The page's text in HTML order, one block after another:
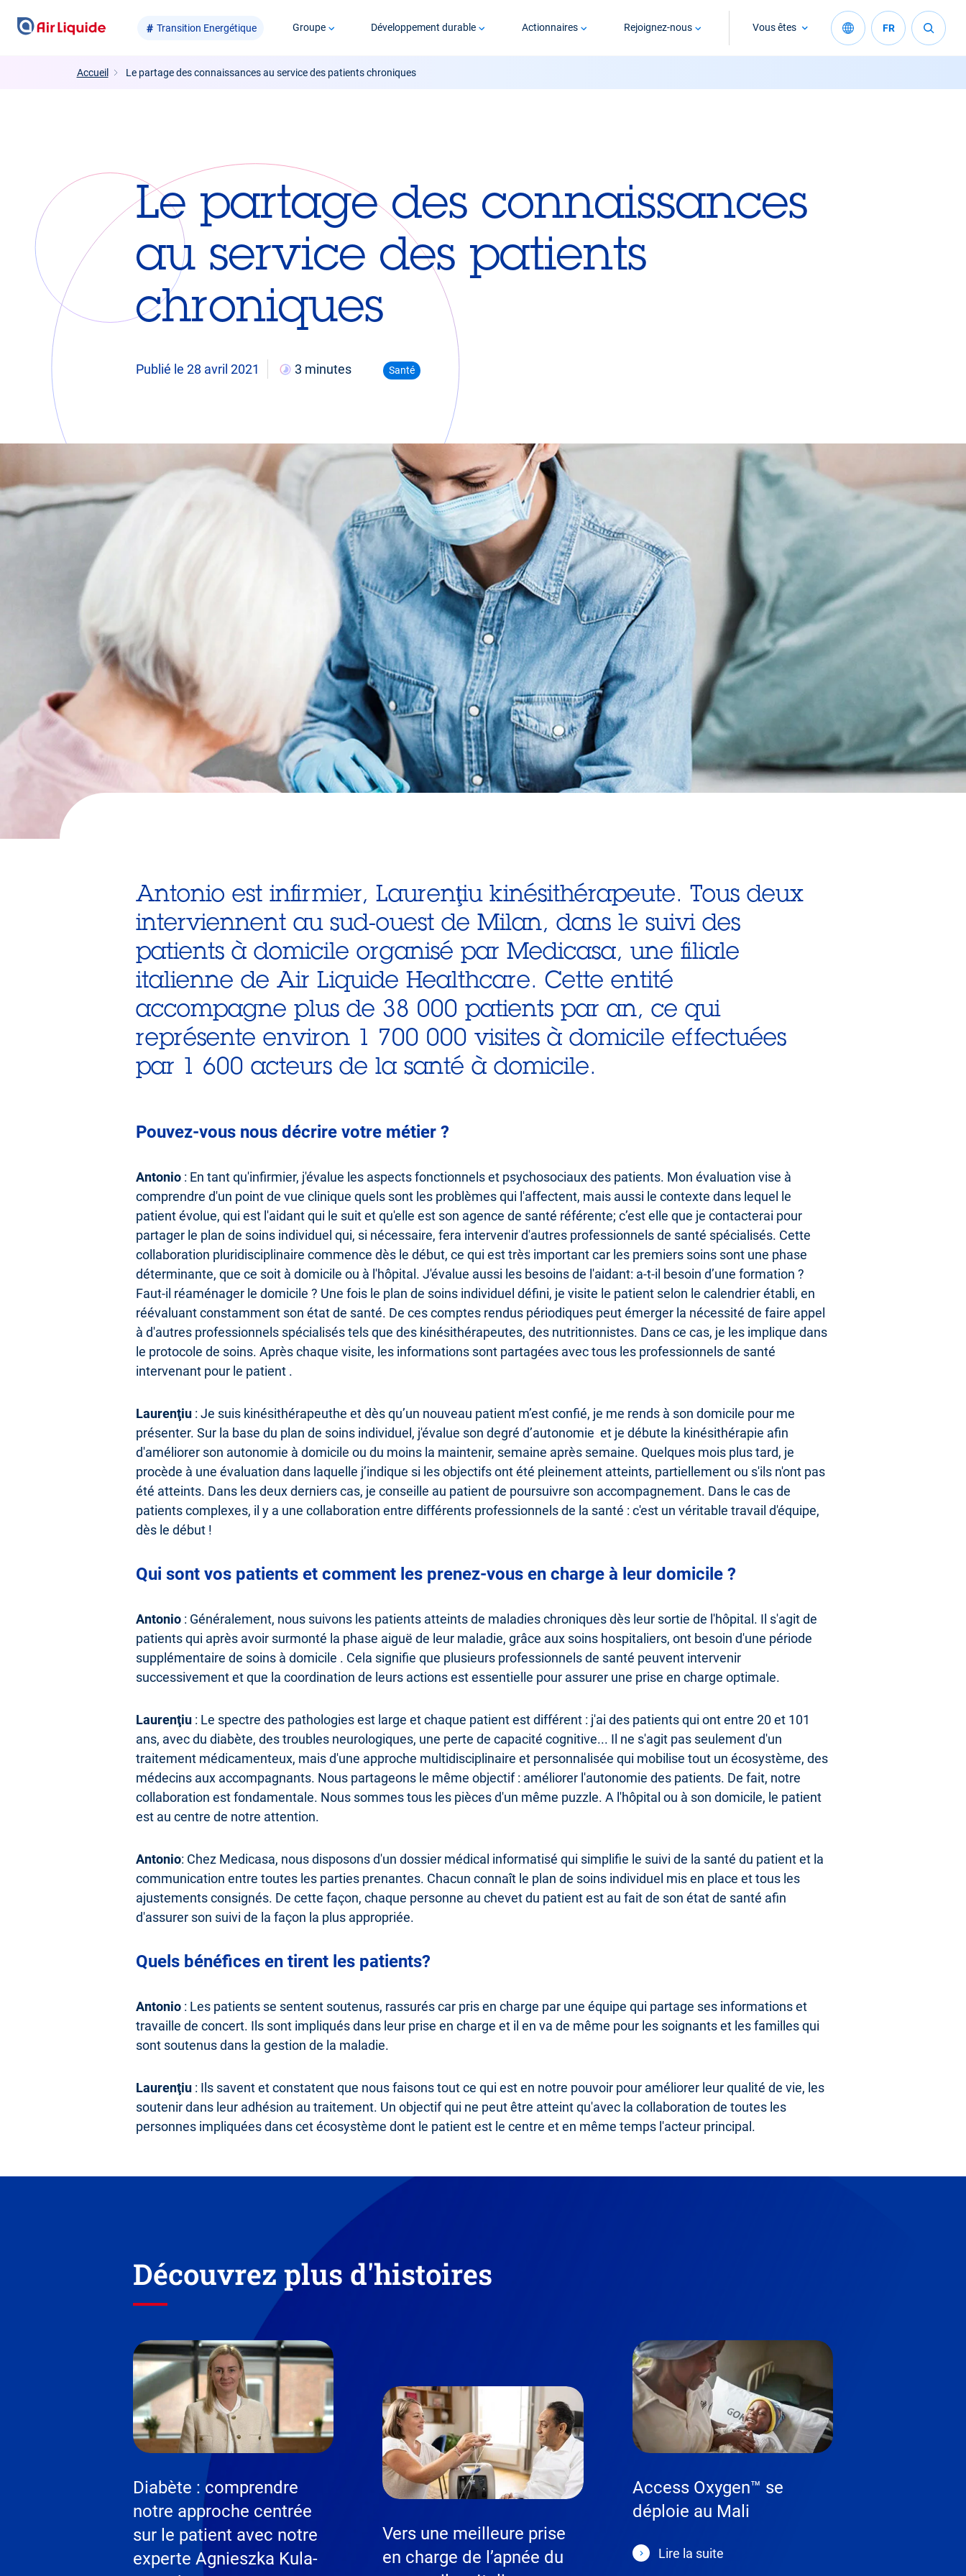
Aller
Transition Energétique Groupe Développement durable Actionnaires Rejoignez-nous Vous êtes FR
Accueil Le partage des connaissances au service des patients chroniques
Le partage des connaissances
au service des patients
chroniques
Publié le 28 avril 2021 3 minutes Santé
Antonio est infirmier, Laurenţiu kinésithérapeute. Tous deux
interviennent au sud-ouest de Milan, dans le suivi des
patients à domicile organisé par Medicasa, une filiale
italienne de Air Liquide Healthcare. Cette entité
accompagne plus de 38 000 patients par an, ce qui
représente environ 1 700 000 visites à domicile effectuées
par 1 600 acteurs de la santé à domicile.
Pouvez-vous nous décrire votre métier ?
Antonio : En tant qu'infirmier, j'évalue les aspects fonctionnels et psychosociaux des patients. Mon évaluation vise à
comprendre d'un point de vue clinique quels sont les problèmes qui l'affectent, mais aussi le contexte dans lequel le
patient évolue, qui est l'aidant qui le suit et qu'elle est son agence de santé référente; c’est elle que je contacterai pour
partager le plan de soins individuel qui, si nécessaire, fera intervenir d'autres professionnels de santé spécialisés. Cette
collaboration pluridisciplinaire commence dès le début, ce qui est très important car les premiers soins sont une phase
déterminante, que ce soit à domicile ou à l'hôpital. J'évalue aussi les besoins de l'aidant: a-t-il besoin d’une formation ?
Faut-il réaménager le domicile ? Une fois le plan de soins individuel défini, je visite le patient selon le calendrier établi, en
réévaluant constamment son état de santé. De ces comptes rendus périodiques peut émerger la nécessité de faire appel
à d'autres professionnels spécialisés tels que des kinésithérapeutes, des nutritionnistes. Dans ce cas, je les implique dans
le protocole de soins. Après chaque visite, les informations sont partagées avec tous les professionnels de santé
intervenant pour le patient .
Laurenţiu : Je suis kinésithérapeuthe et dès qu’un nouveau patient m’est confié, je me rends à son domicile pour me
présenter. Sur la base du plan de soins individuel, j'évalue son degré d’autonomie et je débute la kinésithérapie afin
d'améliorer son autonomie à domicile ou du moins la maintenir, semaine après semaine. Quelques mois plus tard, je
procède à une évaluation dans laquelle j’indique si les objectifs ont été pleinement atteints, partiellement ou s'ils n'ont pas
été atteints. Dans les deux derniers cas, je conseille au patient de poursuivre son accompagnement. Dans le cas de
patients complexes, il y a une collaboration entre différents professionnels de la santé : c'est un véritable travail d'équipe,
dès le début !
Qui sont vos patients et comment les prenez-vous en charge à leur domicile ?
Antonio : Généralement, nous suivons les patients atteints de maladies chroniques dès leur sortie de l'hôpital. Il s'agit de
patients qui après avoir surmonté la phase aiguë de leur maladie, grâce aux soins hospitaliers, ont besoin d'une période
supplémentaire de soins à domicile . Cela signifie que plusieurs professionnels de santé peuvent intervenir
successivement et que la coordination de leurs actions est essentielle pour assurer une prise en charge optimale.
Laurenţiu : Le spectre des pathologies est large et chaque patient est différent : j'ai des patients qui ont entre 20 et 101
ans, avec du diabète, des troubles neurologiques, une perte de capacité cognitive... Il ne s'agit pas seulement d'un
traitement médicamenteux, mais d'une approche multidisciplinaire et personnalisée qui mobilise tout un écosystème, des
médecins aux accompagnants. Nous partageons le même objectif : améliorer l'autonomie des patients. De fait, notre
collaboration est fondamentale. Nous sommes tous les pièces d'un même puzzle. A l'hôpital ou à son domicile, le patient
est au centre de notre attention.
Antonio: Chez Medicasa, nous disposons d'un dossier médical informatisé qui simplifie le suivi de la santé du patient et la
communication entre toutes les parties prenantes. Chacun connaît le plan de soins individuel mis en place et tous les
ajustements consignés. De cette façon, chaque personne au chevet du patient est au fait de son état de santé afin
d'assurer son suivi de la façon la plus appropriée.
Quels bénéfices en tirent les patients?
Antonio : Les patients se sentent soutenus, rassurés car pris en charge par une équipe qui partage ses informations et
travaille de concert. Ils sont impliqués dans leur prise en charge et il en va de même pour les soignants et les familles qui
sont soutenus dans la gestion de la maladie.
Laurenţiu : Ils savent et constatent que nous faisons tout ce qui est en notre pouvoir pour améliorer leur qualité de vie, les
soutenir dans leur adhésion au traitement. Un objectif qui ne peut être atteint qu'avec la collaboration de toutes les
personnes impliquées dans cet écosystème dont le patient est le centre et en même temps l'acteur principal.
Découvrez plus d'histoires
Diabète : comprendre
notre approche centrée
sur le patient avec notre
experte Agnieszka Kula-
Vers une meilleure prise
en charge de l’apnée du
Access Oxygen™ se
déploie au Mali
Lire la suite